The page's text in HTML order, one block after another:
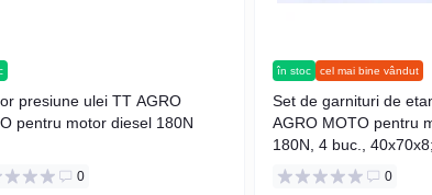
presiune ulei TT AGRO
pentru motor diesel 180N
0
în stoc cel mai bine vândut
Set de garnituri de
AGRO MOTO pentru
180N, 4 buc.,
30x45x8; 20x40x8
0